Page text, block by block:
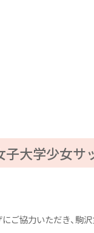
子大学少女サ
ご協力いただき、駒